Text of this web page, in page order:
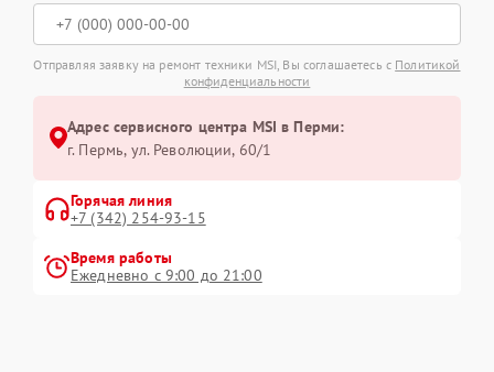
Отправляя заявку на ремонт техники MSI, Вы соглашаетесь с Политикой
конфиденциальности
Адрес сервисного центра MSI в Перми:
г. Пермь, ул. ​Революции, 60/1
Горячая линия
+7 (342) 254-93-15
Время работы
Ежедневно с 9:00 до 21:00